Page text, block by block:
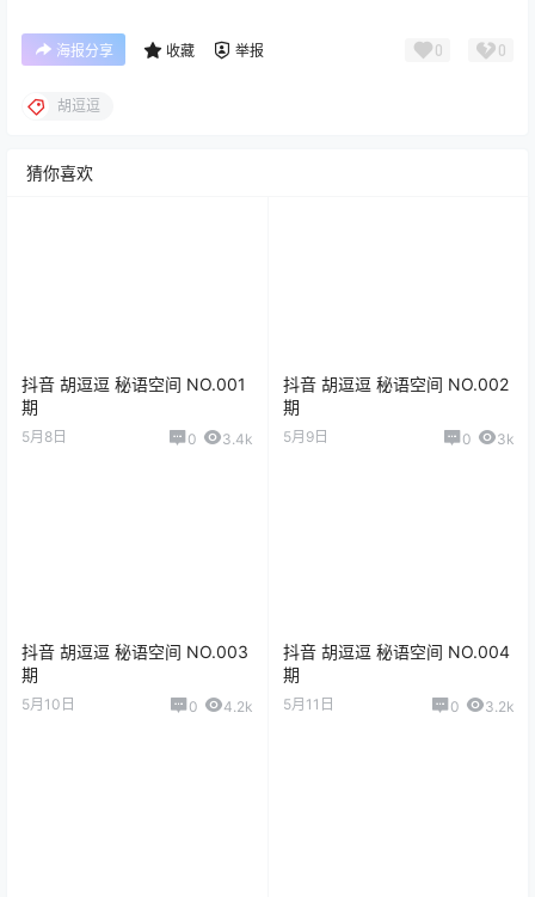
海报分享 收藏 举报 0 0
胡逗逗
猜你喜欢
抖音 胡逗逗 秘语空间 NO.001
期
5月8日 0 3.4k
抖音 胡逗逗 秘语空间 NO.002
期
5月9日 0 3k
抖音 胡逗逗 秘语空间 NO.003
期
5月10日 0 4.2k
抖音 胡逗逗 秘语空间 NO.004
期
5月11日 0 3.2k